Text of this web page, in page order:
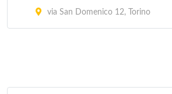
via San Domenico 12, Torino